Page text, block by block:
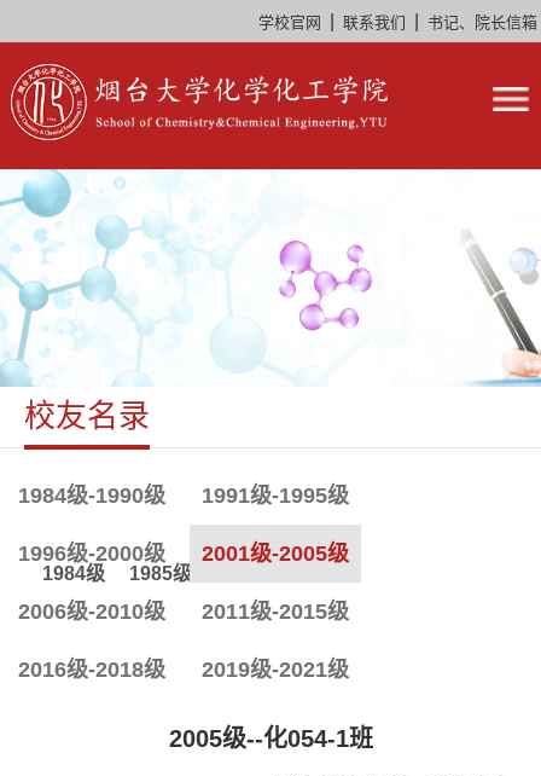
学校官网 联系我们 书记、院长信箱
校友名录
1984级-1990级
1984级 1985级
1991级-1995级
1996级-2000级 2001级-2005级
2006级-2010级 2011级-2015级
2016级-2018级 2019级-2021级
2005级--化054-1班